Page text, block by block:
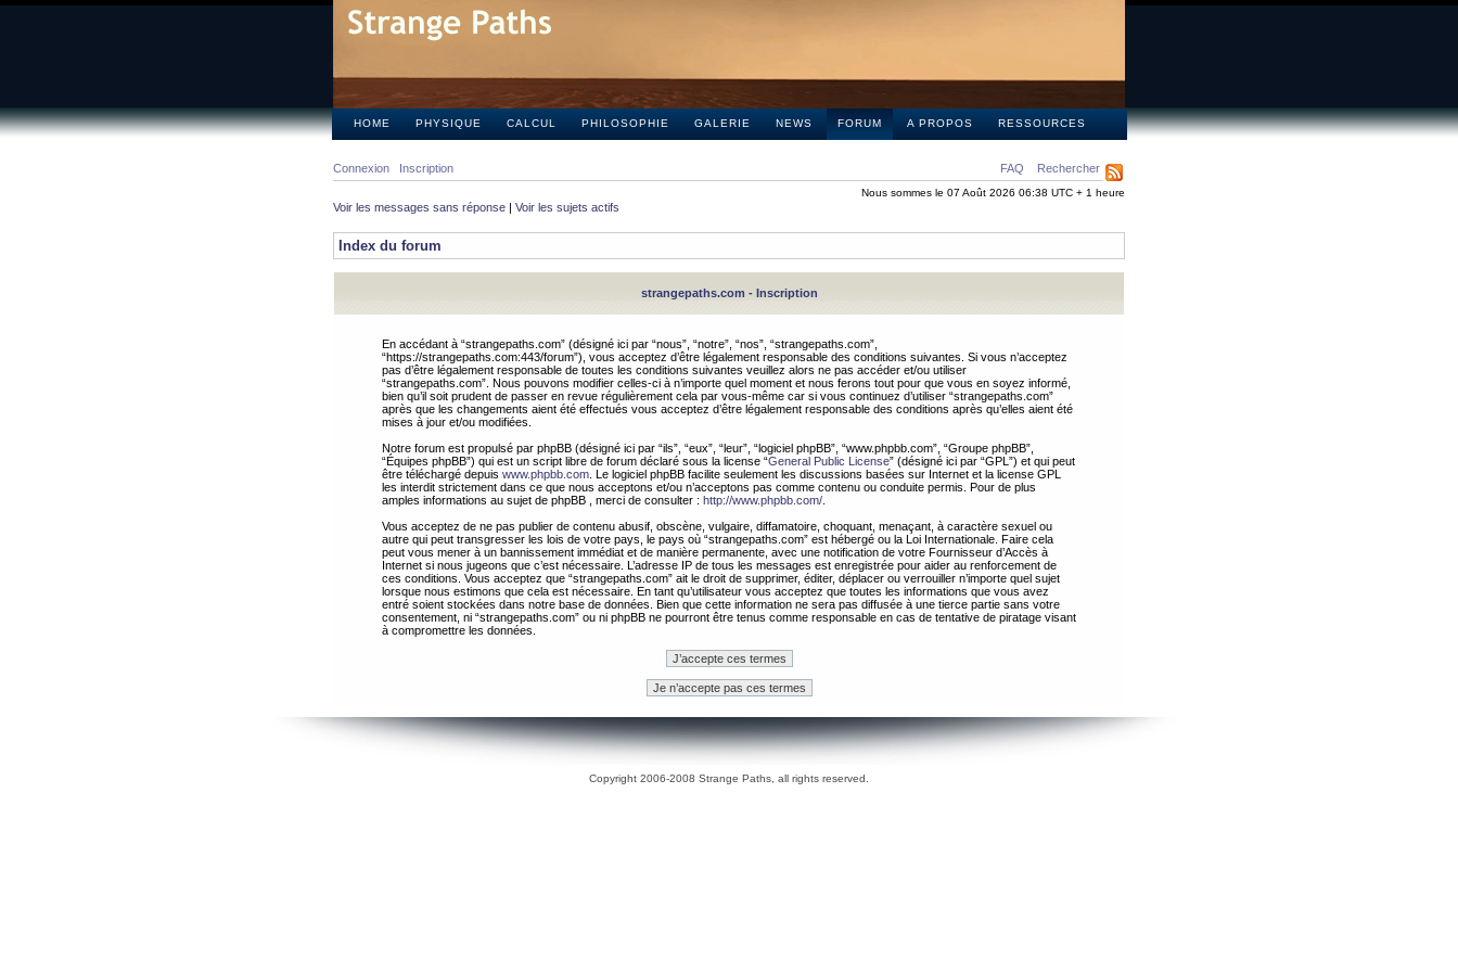
HOME PHYSIQUE CALCUL PHILOSOPHIE GALERIE NEWS FORUM A PROPOS RESSOURCES
FAQ Rechercher
Connexion Inscription
Nous sommes le 07 Août 2026 06:38 UTC + 1 heure
Voir les messages sans réponse | Voir les sujets actifs
Index du forum
strangepaths.com - Inscription
En accédant à “strangepaths.com” (désigné ici par “nous”, “notre”, “nos”, “strangepaths.com”,
“https://strangepaths.com:443/forum”), vous acceptez d’être légalement responsable des conditions suivantes. Si vous n’acceptez
pas d’être légalement responsable de toutes les conditions suivantes veuillez alors ne pas accéder et/ou utiliser
“strangepaths.com”. Nous pouvons modifier celles-ci à n’importe quel moment et nous ferons tout pour que vous en soyez informé,
bien qu’il soit prudent de passer en revue régulièrement cela par vous-même car si vous continuez d’utiliser “strangepaths.com”
après que les changements aient été effectués vous acceptez d’être légalement responsable des conditions après qu’elles aient été
mises à jour et/ou modifiées.
Notre forum est propulsé par phpBB (désigné ici par “ils”, “eux”, “leur”, “logiciel phpBB”, “www.phpbb.com”, “Groupe phpBB”,
“Équipes phpBB”) qui est un script libre de forum déclaré sous la license “General Public License” (désigné ici par “GPL”) et qui peut
être téléchargé depuis www.phpbb.com . Le logiciel phpBB facilite seulement les discussions basées sur Internet et la license GPL
les interdit strictement dans ce que nous acceptons et/ou n’acceptons pas comme contenu ou conduite permis. Pour de plus
amples informations au sujet de phpBB , merci de consulter : http://www.phpbb.com/
Vous acceptez de ne pas publier de contenu abusif, obscène, vulgaire, diffamatoire, choquant, menaçant, à caractère sexuel ou
autre qui peut transgresser les lois de votre pays, le pays où “strangepaths.com” est hébergé ou la Loi Internationale. Faire cela
peut vous mener à un bannissement immédiat et de manière permanente, avec une notification de votre Fournisseur d’Accès à
Internet si nous jugeons que c’est nécessaire. L’adresse IP de tous les messages est enregistrée pour aider au renforcement de
ces conditions. Vous acceptez que “strangepaths.com” ait le droit de supprimer, éditer, déplacer ou verrouiller n’importe quel sujet
lorsque nous estimons que cela est nécessaire. En tant qu’utilisateur vous acceptez que toutes les informations que vous avez
entré soient stockées dans notre base de données. Bien que cette information ne sera pas diffusée à une tierce partie sans votre
consentement, ni “strangepaths.com” ou ni phpBB ne pourront être tenus comme responsable en cas de tentative de piratage visant
à compromettre les données.
Copyright 2006-2008 Strange Paths, all rights reserved.